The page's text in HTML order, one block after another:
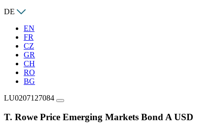
DE
EN
FR
CZ
GR
CH
RO
BG
LU0207127084
T. Rowe Price Emerging Markets Bond A USD